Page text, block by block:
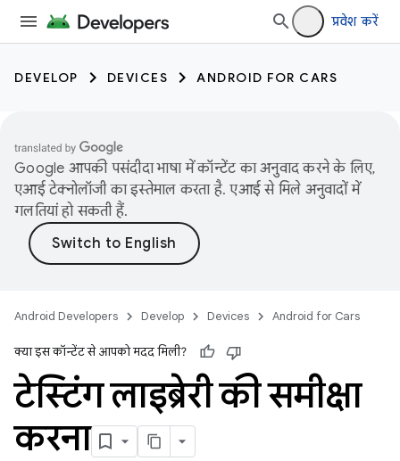
प्रवेश करें
DEVELOP DEVICES ANDROID FOR CARS
Google आपकी पसंदीदा भाषा में कॉन्टेंट का अनुवाद करने के लिए,
एआई टेक्नोलॉजी का इस्तेमाल करता है. एआई से मिले अनुवादों में
गलतियां हो सकती हैं.
Android Developers Develop Devices Android for Cars
क्या इस कॉन्टेंट से आपको मदद मिली?
टेस्टिंग लाइब्रेरी की समीक्षा
करना